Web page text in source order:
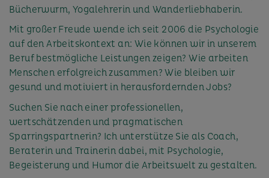
Bücherwurm, Yogalehrerin und Wanderliebhaberin.
Mit großer Freude wende ich seit 2006 die Psychologie
auf den Arbeitskontext an: Wie können wir in unserem
Beruf bestmögliche Leistungen zeigen? Wie arbeiten
Menschen erfolgreich zusammen? Wie bleiben wir
gesund und motiviert in herausfordernden Jobs?
Suchen Sie nach einer professionellen,
wertschätzenden und pragmatischen
Sparringspartnerin? Ich unterstütze Sie als Coach,
Beraterin und Trainerin dabei, mit Psychologie,
Begeisterung und Humor die Arbeitswelt zu gestalten.